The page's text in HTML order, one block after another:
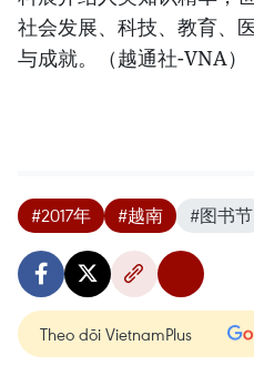
社会发展、科技、教育、
与成就。（越通社-VNA）
#2017年 #越南 #图书节
Theo dõi VietnamPlus